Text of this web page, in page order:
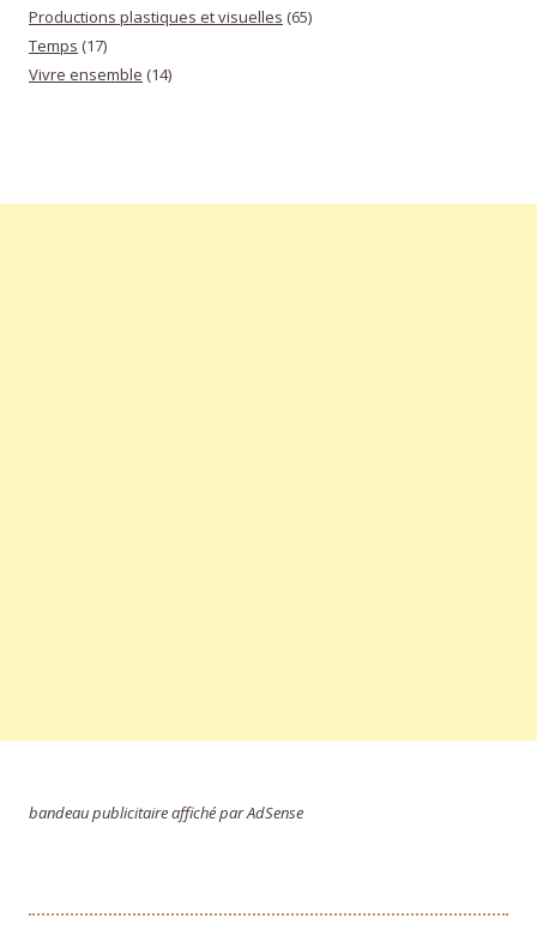
Productions plastiques et visuelles (65)
Temps (17)
Vivre ensemble (14)
bandeau publicitaire affiché par AdSense